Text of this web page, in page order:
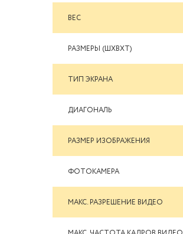
ВЕС
РАЗМЕРЫ (ШXВXТ)
ТИП ЭКРАНА
ДИАГОНАЛЬ
РАЗМЕР ИЗОБРАЖЕНИЯ
ФОТОКАМЕРА
МАКС. РАЗРЕШЕНИЕ ВИДЕО